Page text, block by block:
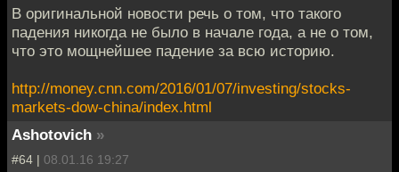
В оригинальной новости речь о том, что такого
падения никогда не было в начале года, а не о том,
что это мощнейшее падение за всю историю.
http://money.cnn.com/2016/01/07/investing/stocks-
markets-dow-china/index.html
Ashotovich »
#64 | 08.01.16 19:27